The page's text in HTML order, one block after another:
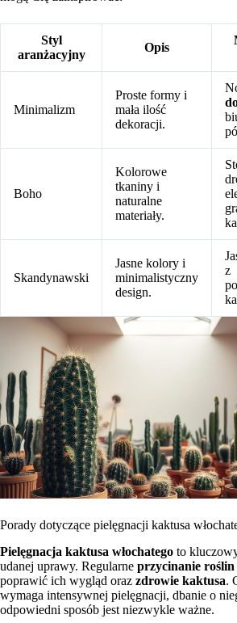
Styl
aranżacyjny
Opis
Minimalizm
Proste formy i
mała ilość
dekoracji.
Boho
Kolorowe
tkaniny i
naturalne
materiały.
Skandynawski
Jasne kolory i
minimalistyczny
design.
z
Porady dotyczące pielęgnacji kaktusa
Pielęgnacja kaktusa włochatego to
udanej uprawy. Regularne przycinanie roślin
poprawić ich wygląd oraz zdrowie kaktusa.
wymaga intensywnej pielęgnacji, dbanie o
odpowiedni sposób jest niezwykle ważne.